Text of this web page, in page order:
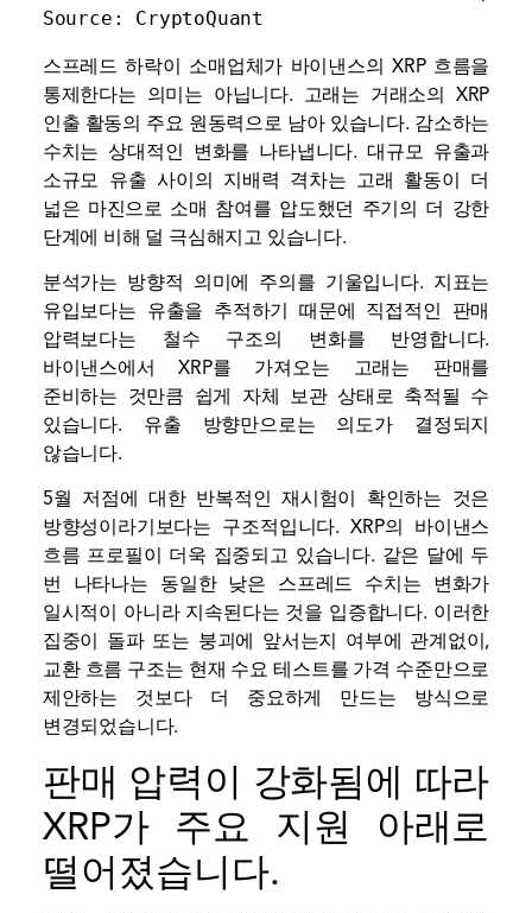
Source: CryptoQuant
스프레드 하락이 소매업체가 바이낸스의 XRP 흐름을
통제한다는 의미는 아닙니다. 고래는 거래소의 XRP
인출 활동의 주요 원동력으로 남아 있습니다. 감소하는
수치는 상대적인 변화를 나타냅니다. 대규모 유출과
소규모 유출 사이의 지배력 격차는 고래 활동이 더
넓은 마진으로 소매 참여를 압도했던 주기의 더 강한
단계에 비해 덜 극심해지고 있습니다.
분석가는 방향적 의미에 주의를 기울입니다. 지표는
유입보다는 유출을 추적하기 때문에 직접적인 판매
압력보다는 철수 구조의 변화를 반영합니다.
바이낸스에서 XRP를 가져오는 고래는 판매를
준비하는 것만큼 쉽게 자체 보관 상태로 축적될 수
있습니다. 유출 방향만으로는 의도가 결정되지
않습니다.
5월 저점에 대한 반복적인 재시험이 확인하는 것은
방향성이라기보다는 구조적입니다. XRP의 바이낸스
흐름 프로필이 더욱 집중되고 있습니다. 같은 달에 두
번 나타나는 동일한 낮은 스프레드 수치는 변화가
일시적이 아니라 지속된다는 것을 입증합니다. 이러한
집중이 돌파 또는 붕괴에 앞서는지 여부에 관계없이,
교환 흐름 구조는 현재 수요 테스트를 가격 수준만으로
제안하는 것보다 더 중요하게 만드는 방식으로
변경되었습니다.
판매 압력이 강화됨에 따라
XRP가 주요 지원 아래로
떨어졌습니다.